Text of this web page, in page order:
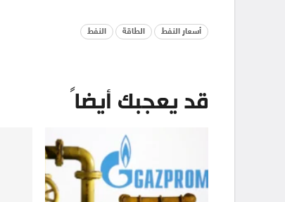
أسعار النفط الطاقة النفط
قد يعجبك أيضاً